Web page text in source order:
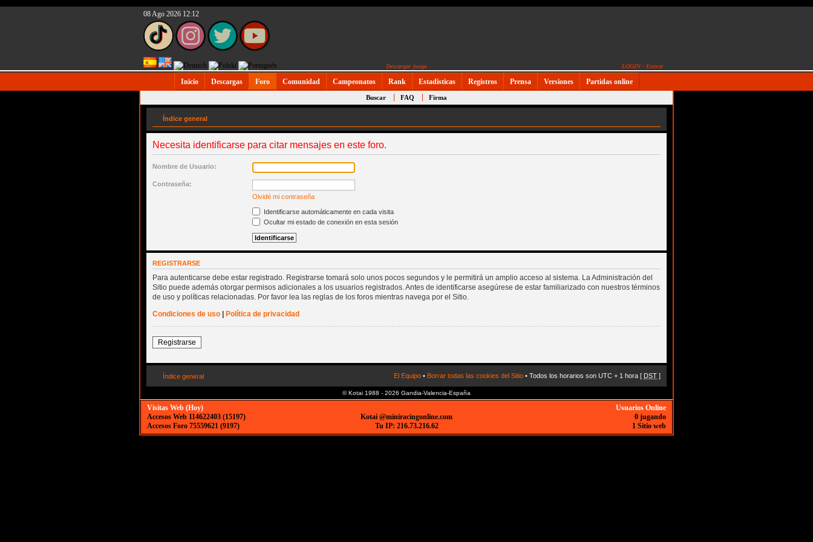
08 Ago 2026 12:12
Descargar juego LOGIN - Entrar
Inicio Descargas Foro Comunidad Campeonatos Rank Estadísticas Registros Prensa Versiones Partidas online
Buscar FAQ Firma
Índice general
Necesita identificarse para citar mensajes en este foro.
Nombre de Usuario:
Contraseña:
Olvidé mi contraseña
Identificarse automáticamente en cada visita
Ocultar mi estado de conexión en esta sesión
REGISTRARSE
Para autenticarse debe estar registrado. Registrarse tomará solo unos pocos segundos y le permitirá un amplio acceso al sistema. La Administración del
Sitio puede además otorgar permisos adicionales a los usuarios registrados. Antes de identificarse asegúrese de estar familiarizado con nuestros términos
de uso y políticas relacionadas. Por favor lea las reglas de los foros mientras navega por el Sitio.
Condiciones de uso | Política de privacidad
Registrarse
Índice general El Equipo • Borrar todas las cookies del Sitio • Todos los horarios son UTC + 1 hora [ DST ]
© Kotai 1988 - 2026 Gandia-Valencia-España
Usuarios Online
0 jugando
1 Sitio web
Visitas Web (Hoy)
Accesos Web 114622403 (15197)
Accesos Foro 75559621 (9197)
Kotai @miniracingonline.com
Tu IP: 216.73.216.62